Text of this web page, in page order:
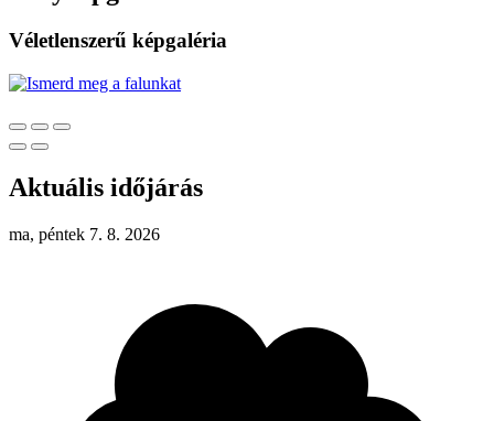
Véletlenszerű képgaléria
Aktuális időjárás
ma, péntek 7. 8. 2026